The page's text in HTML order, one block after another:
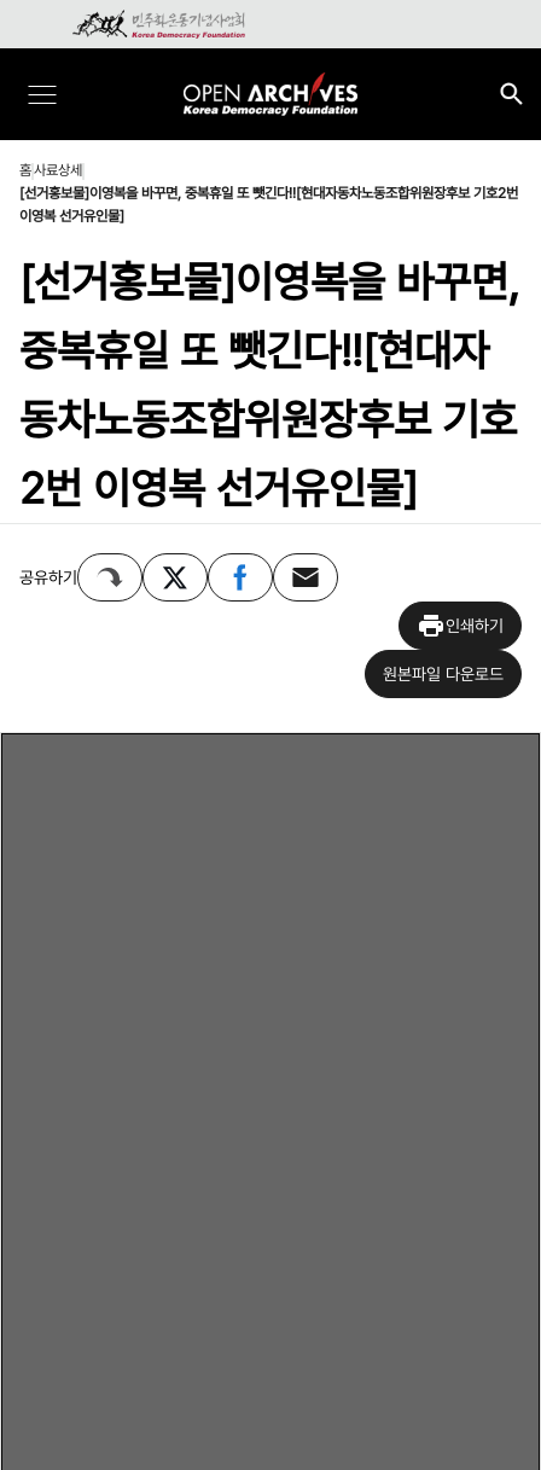
홈사료상세
[선거홍보물]이영복을 바꾸면, 중복휴일 또 뺏긴다!![현대자동차노동조합위원장후보 기호2번
이영복 선거유인물]
[선거홍보물]이영복을 바꾸면,
중복휴일 또 뺏긴다!![현대자
동차노동조합위원장후보 기호
2번 이영복 선거유인물]
공유하기
인쇄하기
원본파일 다운로드